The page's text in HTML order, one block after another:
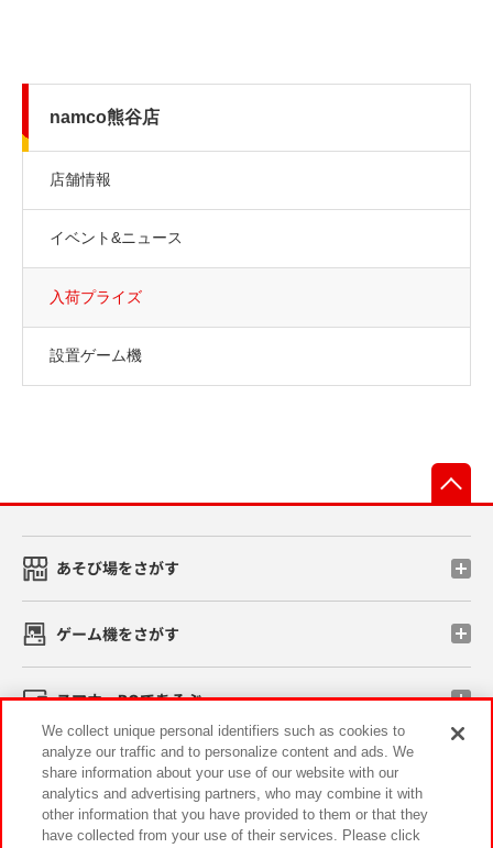
namco熊谷店
店舗情報
イベント&ニュース
入荷プライズ
設置ゲーム機
あそび場をさがす
ゲーム機をさがす
スマホ・PCであそぶ
イベント・キャンペーン
We collect unique personal identifiers such as cookies to
analyze our traffic and to personalize content and ads. We
share information about your use of our website with our
analytics and advertising partners, who may combine it with
other information that you have provided to them or that they
have collected from your use of their services. Please click